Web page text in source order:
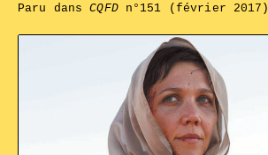
Paru dansCQFDn°151 (février 2017)